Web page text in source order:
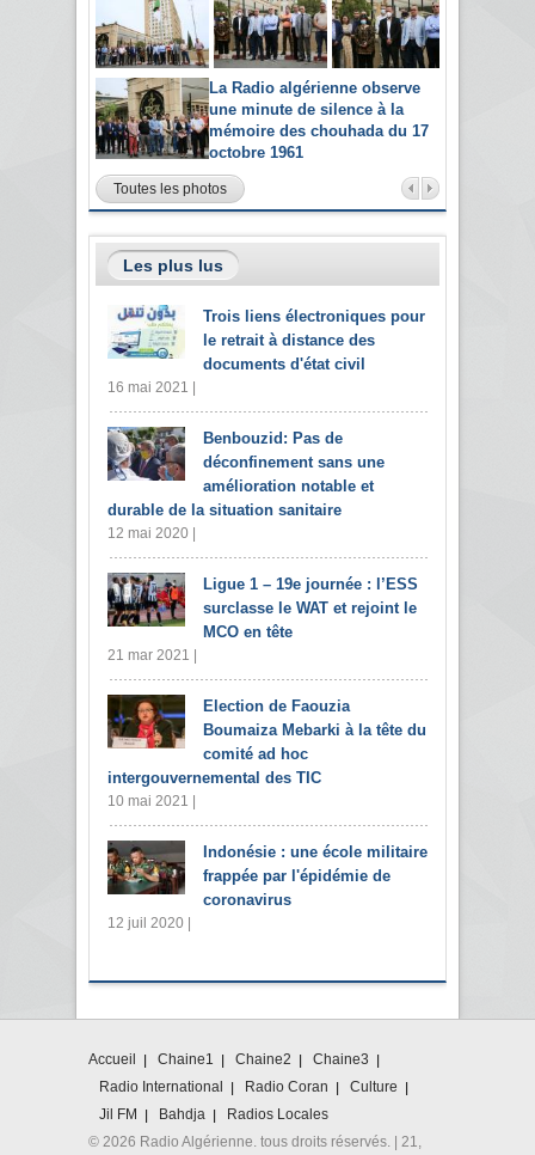
La Radio algérienne observe
une minute de silence à la
mémoire des chouhada du 17
octobre 1961
Toutes les photos
Les plus lus
Trois liens électroniques pour
le retrait à distance des
documents d'état civil
16 mai 2021 |
Benbouzid: Pas de
déconfinement sans une
amélioration notable et
durable de la situation sanitaire
12 mai 2020 |
Ligue 1 – 19e journée : l’ESS
surclasse le WAT et rejoint le
MCO en tête
21 mar 2021 |
Election de Faouzia
Boumaiza Mebarki à la tête du
comité ad hoc
intergouvernemental des TIC
10 mai 2021 |
Indonésie : une école militaire
frappée par l'épidémie de
coronavirus
12 juil 2020 |
Accueil Chaine1 Chaine2
Chaine3
Radio International
Radio Coran
Culture
Jil FM
Bahdja
Radios Locales
© 2026 Radio Algérienne. tous droits réservés. | 21,